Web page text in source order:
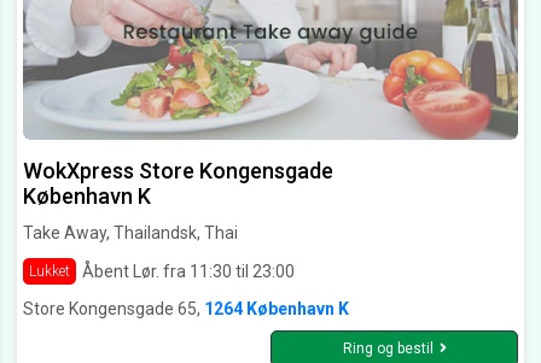
WokXpress Store Kongensgade
København K
Take Away, Thailandsk, Thai
Lukket
Åbent Lør. fra 11:30 til 23:00
Store Kongensgade 65, 1264 København K
Ring og bestil